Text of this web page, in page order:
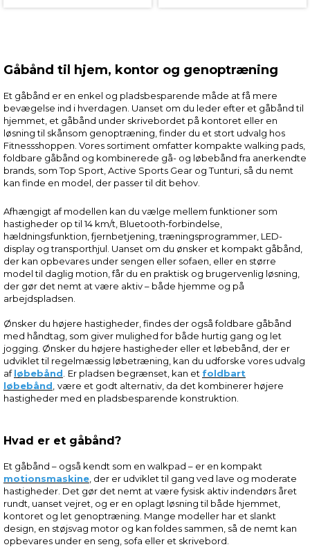
Gåbånd til hjem, kontor og genoptræning
Et gåbånd er en enkel og pladsbesparende måde at få mere
bevægelse ind i hverdagen. Uanset om du leder efter et gåbånd til
hjemmet, et gåbånd under skrivebordet på kontoret eller en
løsning til skånsom genoptræning, finder du et stort udvalg hos
Fitnessshoppen. Vores sortiment omfatter kompakte walking pads,
foldbare gåbånd og kombinerede gå- og løbebånd fra anerkendte
brands, som Top Sport, Active Sports Gear og Tunturi, så du nemt
kan finde en model, der passer til dit behov.
Afhængigt af modellen kan du vælge mellem funktioner som
hastigheder op til 14 km/t, Bluetooth-forbindelse,
hældningsfunktion, fjernbetjening, træningsprogrammer, LED-
display og transporthjul. Uanset om du ønsker et kompakt gåbånd,
der kan opbevares under sengen eller sofaen, eller en større
model til daglig motion, får du en praktisk og brugervenlig løsning,
der gør det nemt at være aktiv – både hjemme og på
arbejdspladsen.
Ønsker du højere hastigheder, findes der også foldbare gåbånd
med håndtag, som giver mulighed for både hurtig gang og let
jogging. Ønsker du højere hastigheder eller et løbebånd, der er
udviklet til regelmæssig løbetræning, kan du udforske vores udvalg
afløbebånd. Er pladsen begrænset, kan et foldbart
løbebånd, være et godt alternativ, da det kombinerer højere
hastigheder med en pladsbesparende konstruktion.
Hvad er et gåbånd?
Et gåbånd – også kendt som en walkpad – er en kompakt
motionsmaskine , der er udviklet til gang ved lave og moderate
hastigheder. Det gør det nemt at være fysisk aktiv indendørs året
rundt, uanset vejret, og er en oplagt løsning til både hjemmet,
kontoret og let genoptræning. Mange modeller har et slankt
design, en støjsvag motor og kan foldes sammen, så de nemt kan
opbevares under en seng, sofa eller et skrivebord.